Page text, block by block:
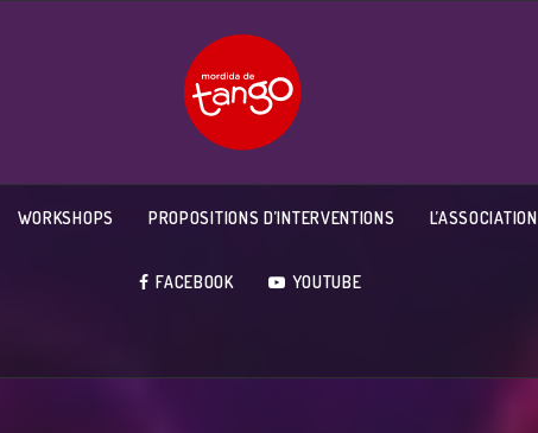
WORKSHOPS PROPOSITIONS D’INTERVENTIONS L’ASSOCIATION
FACEBOOK YOUTUBE